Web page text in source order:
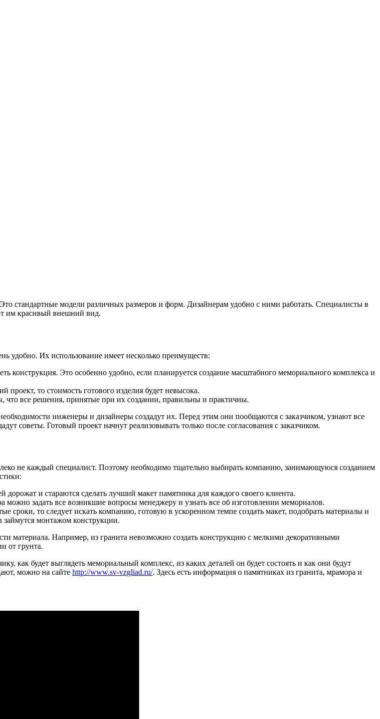
стандартные модели различных размеров и форм. Дизайнерам удобно с ними работать. Специалисты в
им красивый внешний вид.
удобно. Их использование имеет несколько преимуществ:
конструкция. Это особенно удобно, если планируется создание масштабного мемориального комплекса и
то стоимость готового изделия будет невысока.
все решения, принятые при их создании, правильны и практичны.
инженеры и дизайнеры создадут их. Перед этим они пообщаются с заказчиком, узнают все
советы. Готовый проект начнут реализовывать только после согласования с заказчиком.
не каждый специалист. Поэтому необходимо тщательно выбирать компанию, занимающуюся созданием
и стараются сделать лучший макет памятника для каждого своего клиента.
задать все возникшие вопросы менеджеру и узнать все об изготовлении мемориалов.
сроки, то следует искать компанию, готовую в ускоренном темпе создать макет, подобрать материалы и
монтажом конструкции.
материала. Например, из гранита невозможно создать конструкцию с мелкими декоративными
от грунта.
как будет выглядеть мемориальный комплекс, из каких деталей он будет состоять и как они будут
можно на сайте http://www.sv-vzgliad.ru/. Здесь есть информация о памятниках из гранита, мрамора и